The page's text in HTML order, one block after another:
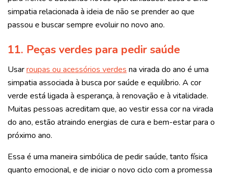
simpatia relacionada à ideia de não se prender ao que
passou e buscar sempre evoluir no novo ano.
11. Peças verdes para pedir saúde
Usarroupas ou acessórios verdes na virada do ano é uma
simpatia associada à busca por saúde e equilíbrio. A cor
verde está ligada à esperança, à renovação e à vitalidade.
Muitas pessoas acreditam que, ao vestir essa cor na virada
do ano, estão atraindo energias de cura e bem-estar para o
próximo ano.
Essa é uma maneira simbólica de pedir saúde, tanto física
quanto emocional, e de iniciar o novo ciclo com a promessa